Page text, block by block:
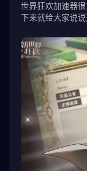
世界狂欢加速器
下来就给大家说